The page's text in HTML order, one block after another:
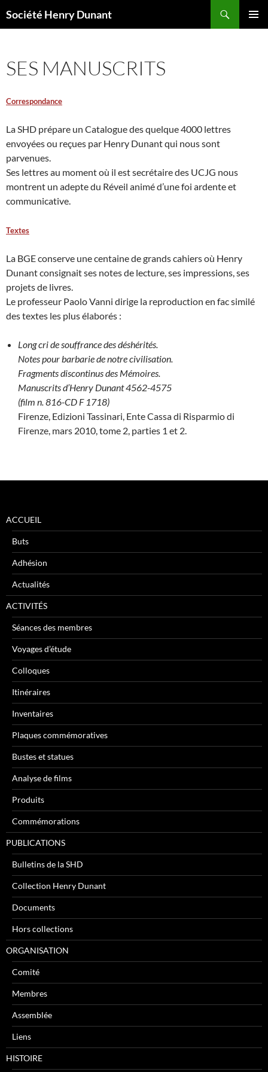
au
Société Henry Dunant
SES MANUSCRITS
Correspondance
La SHD prépare un Catalogue des quelque 4000 lettres
envoyées ou reçues par Henry Dunant qui nous sont
parvenues.
Ses lettres au moment où il est secrétaire des UCJG nous
montrent un adepte du Réveil animé d’une foi ardente et
communicative.
Textes
La BGE conserve une centaine de grands cahiers où Henry
Dunant consignait ses notes de lecture, ses impressions, ses
projets de livres.
Le professeur Paolo Vanni dirige la reproduction en fac similé
des textes les plus élaborés :
Long cri de souffrance des déshérités.
Notes pour barbarie de notre civilisation.
Fragments discontinus des Mémoires.
Manuscrits d’Henry Dunant 4562-4575
(film n. 816-CD F 1718)
Firenze, Edizioni Tassinari, Ente Cassa di Risparmio di
Firenze, mars 2010, tome 2, parties 1 et 2.
ACCUEIL
Buts
Adhésion
Actualités
ACTIVITÉS
Séances des membres
Voyages d’étude
Colloques
Itinéraires
Inventaires
Plaques commémoratives
Bustes et statues
Analyse de films
Produits
Commémorations
PUBLICATIONS
Bulletins de la SHD
Collection Henry Dunant
Documents
Hors collections
ORGANISATION
Comité
Membres
Assemblée
Liens
HISTOIRE